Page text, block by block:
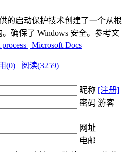
启动保护技术创建了一个从根
确保了 Windows 安全。参考文
| Microsoft Docs
(0) | 阅读(3259)
昵称 [注册]
密码 游客
网址
电邮